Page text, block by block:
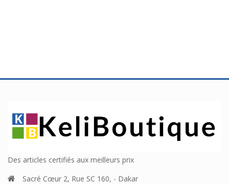
Des articles certifiés aux meilleurs prix
Sacré Cœur 2, Rue SC 160, - Dakar